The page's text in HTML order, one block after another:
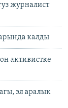
журналист
калды
активистке
эл аралык